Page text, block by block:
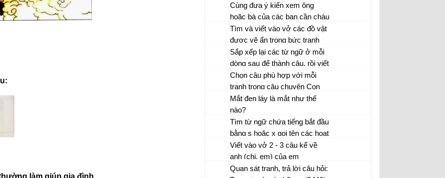
làm giúp gia đình
một bạn nói 3 - 4 câu về bức
tranh thứ hai dưới đây:
Cùng đưa ý kiến xem ông
hoặc bà của các bạn cần cháu
làm gì trong mỗi tình huống
sau:
Tìm và viết vào vở các đồ vật
được vẽ ẩn trong bức tranh
sau:
Sắp xếp lại các từ ngữ ở mỗi
dòng sau để thành câu, rồi viết
lại câu đó vào vở.
Chọn câu phù hợp với mỗi
tranh trong câu chuyện Con
chó nhà hàng xóm
Mắt đen láy là mắt như thế
nào?
Tìm từ ngữ chứa tiếng bắt đầu
bằng s hoặc x gọi tên các hoạt
động sau:
Viết vào vở 2 - 3 câu kể về
anh (chị, em) của em
Quan sát tranh, trả lời câu hỏi: